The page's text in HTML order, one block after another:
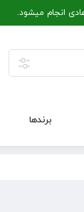
انجام میشود.
برندها